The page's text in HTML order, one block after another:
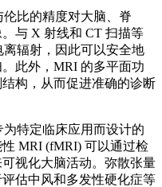
比的精度对大脑、脊
与 X 射线和 CT 扫描等
辐射，因此可以安全地
此外，MRI 的多平面功
构，从而促进准确的诊断
特定临床应用而设计的
MRI (fMRI) 可以通过检
视化大脑活动。弥散张量
估中风和多发性硬化症等